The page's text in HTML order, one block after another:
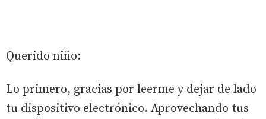
Querido niño:
Lo primero, gracias por leerme y dejar de lado
tu dispositivo electrónico. Aprovechando tus